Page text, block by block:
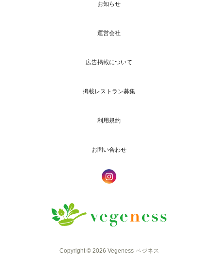
お知らせ
運営会社
広告掲載について
掲載レストラン募集
利用規約
お問い合わせ
Copyright © 2026 Vegeness-ベジネス